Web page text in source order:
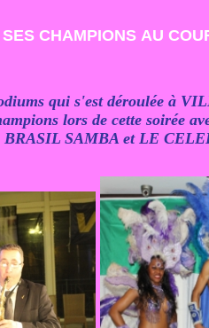
CHAMPIONS AU
qui s'est déroulée à
lors de cette soirée
BRASIL SAMBA et LE